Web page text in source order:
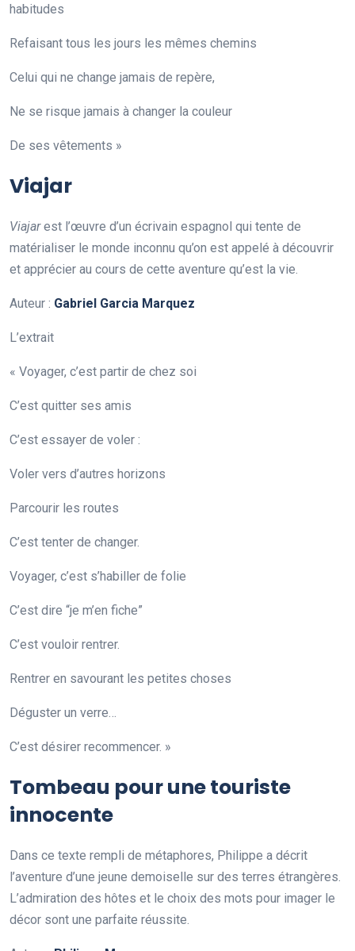
habitudes
Refaisant tous les jours les mêmes chemins
Celui qui ne change jamais de repère,
Ne se risque jamais à changer la couleur
De ses vêtements »
Viajar
Viajarest l’œuvre d’un écrivain espagnol qui tente de
matérialiser le monde inconnu qu’on est appelé à découvrir
et apprécier au cours de cette aventure qu’est la vie.
Auteur : Gabriel Garcia Marquez
L’extrait
« Voyager, c’est partir de chez soi
C’est quitter ses amis
C’est essayer de voler :
Voler vers d’autres horizons
Parcourir les routes
C’est tenter de changer.
Voyager, c’est s’habiller de folie
C’est dire “je m’en fiche”
C’est vouloir rentrer.
Rentrer en savourant les petites choses
Déguster un verre…
C’est désirer recommencer. »
Tombeau pour une touriste
innocente
Dans ce texte rempli de métaphores, Philippe a décrit
l’aventure d’une jeune demoiselle sur des terres étrangères.
L’admiration des hôtes et le choix des mots pour imager le
décor sont une parfaite réussite.